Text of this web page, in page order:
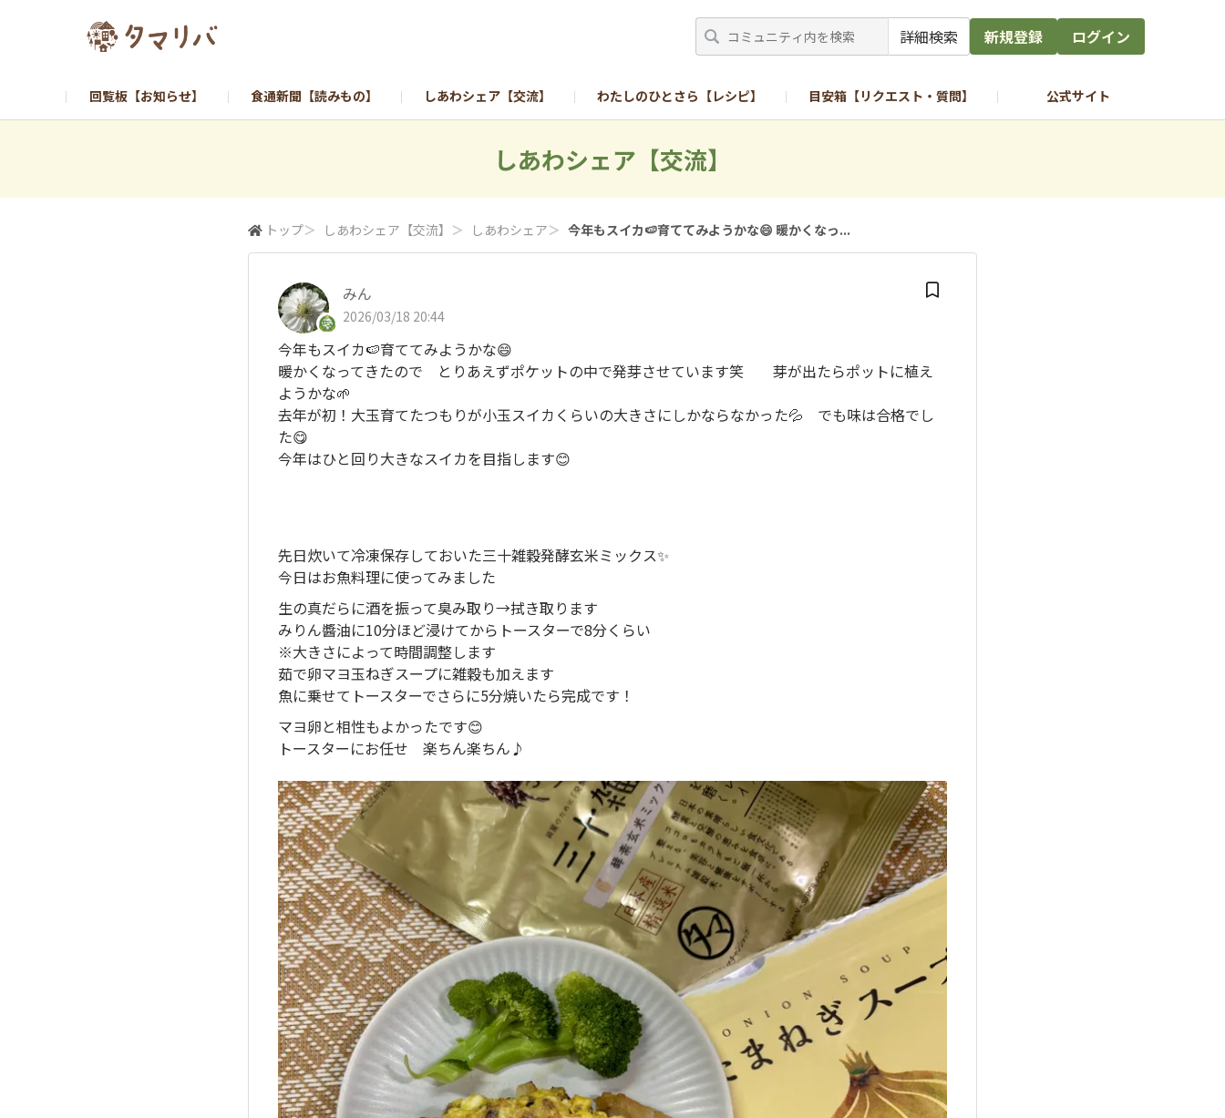
詳細検索 新規登録 ログイン
回覧板【お知らせ】 食通新聞【読みもの】 しあわシェア【交流】 わたしのひとさら【レシピ】 目安箱【リクエスト・質問】 公式サイト
しあわシェア【交流】
トップ＞ しあわシェア【交流】 ＞ しあわシェア＞ 今年もスイカ🍉育ててみようかな😄 暖かくなっ...
みん
2026/03/18 20:44
今年もスイカ🍉育ててみようかな😄
暖かくなってきたので とりあえずポケットの中で発芽させています笑 芽が出たらポットに植え
ようかな🌱
去年が初！大玉育てたつもりが小玉スイカくらいの大きさにしかならなかった💦 でも味は合格でし
た😋
今年はひと回り大きなスイカを目指します😊
先日炊いて冷凍保存しておいた三十雑穀発酵玄米ミックス✨
今日はお魚料理に使ってみました
生の真だらに酒を振って臭み取り→拭き取ります
みりん醬油に10分ほど浸けてからトースターで8分くらい
※大きさによって時間調整します
茹で卵マヨ玉ねぎスープに雑穀も加えます
魚に乗せてトースターでさらに5分焼いたら完成です！
マヨ卵と相性もよかったです😊
トースターにお任せ 楽ちん楽ちん♪